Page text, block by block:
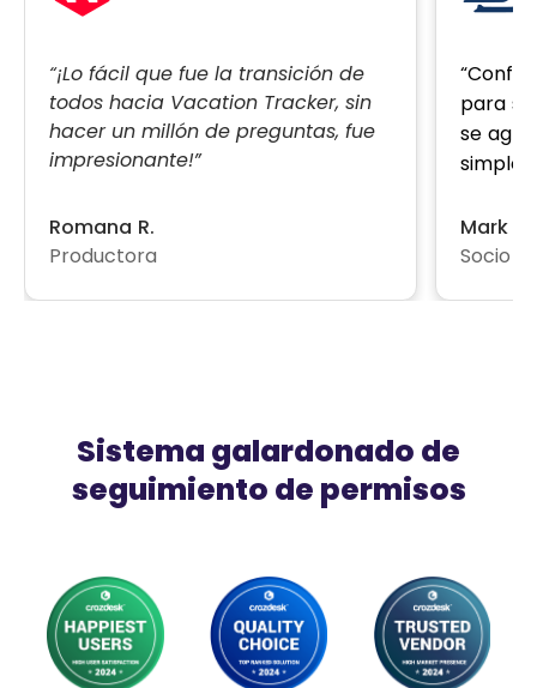
“¡Lo fácil que fue la transición de
todos hacia Vacation Tracker, sin
hacer un millón de preguntas, fue
impresionante!”
Romana R.
Productora
para
se
Mark F.
Socio
Sistema galardonado de
seguimiento de permisos